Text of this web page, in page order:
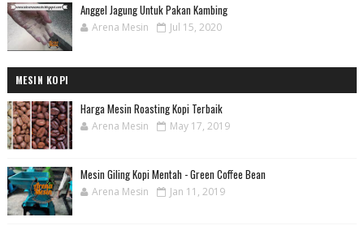
Anggel Jagung Untuk Pakan Kambing
Arena Mesin Jul 15, 2020
MESIN KOPI
Harga Mesin Roasting Kopi Terbaik
Arena Mesin May 17, 2019
Mesin Giling Kopi Mentah - Green Coffee Bean
Arena Mesin Jan 11, 2019